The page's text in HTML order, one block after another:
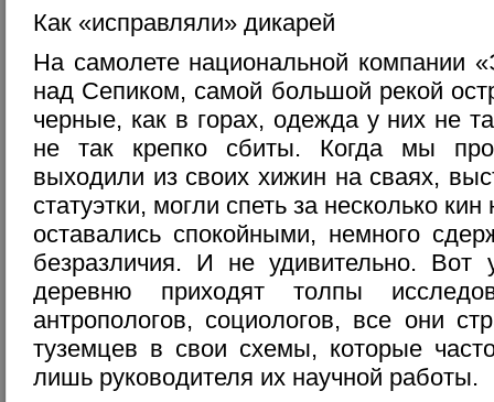
Как «исправляли» дикарей
На самолете национальной компании
над Сепиком, самой большой рекой
черные, как в горах, одежда у них не
не так крепко сбиты. Когда мы
выходили из своих хижин на сваях,
статуэтки, могли спеть за несколько
оставались спокойными, немного
безразличия. И не удивительно.
деревню приходят толпы
антропологов, социологов, все они
туземцев в свои схемы, которые
лишь руководителя их научной работы.